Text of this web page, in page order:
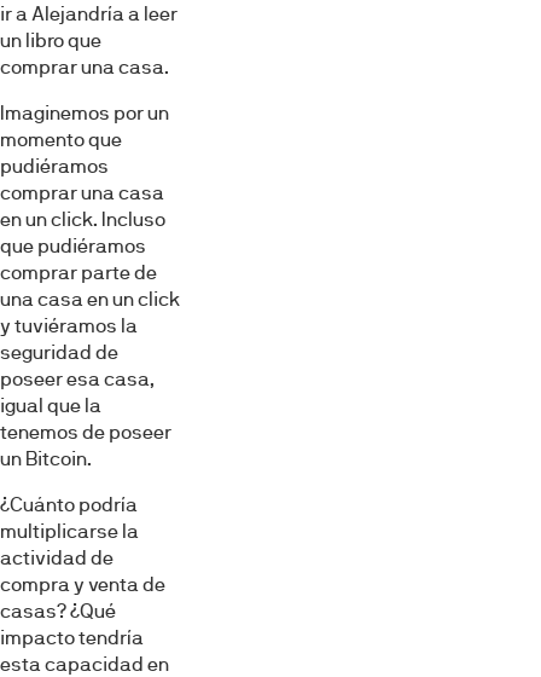
ir a Alejandría a leer
un libro que
comprar una casa.
Imaginemos por un
momento que
pudiéramos
comprar una casa
en un click. Incluso
que pudiéramos
comprar parte de
una casa en un click
y tuviéramos la
seguridad de
poseer esa casa,
igual que la
tenemos de poseer
un Bitcoin.
¿Cuánto podría
multiplicarse la
actividad de
compra y venta de
casas? ¿Qué
impacto tendría
esta capacidad en